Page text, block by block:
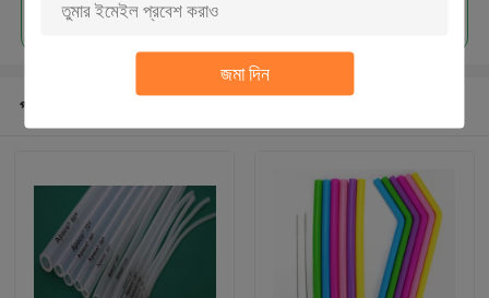
জমা দিন
প্রস্তাবিত পণ্য